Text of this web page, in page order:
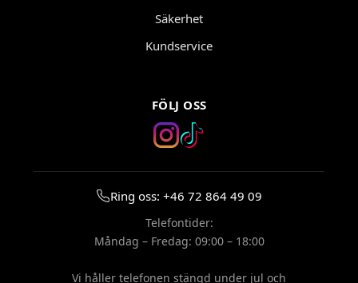
Säkerhet
Kundservice
FÖLJ OSS
Ring oss: +46 72 864 49 09
Telefontider:
Måndag – Fredag: 09:00 – 18:00
Vi håller telefonen stängd under jul och